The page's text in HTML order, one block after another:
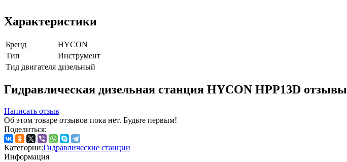
Характеристики
Бренд
HYCON
Тип
Инструмент
Тид двигателя дизельный
Гидравлическая дизельная станция HYCON HPP13D отзывы
Написать отзыв
Об этом товаре отзывов пока нет. Будьте первым!
Поделиться:
Категории:Гидравлические станции
Информация